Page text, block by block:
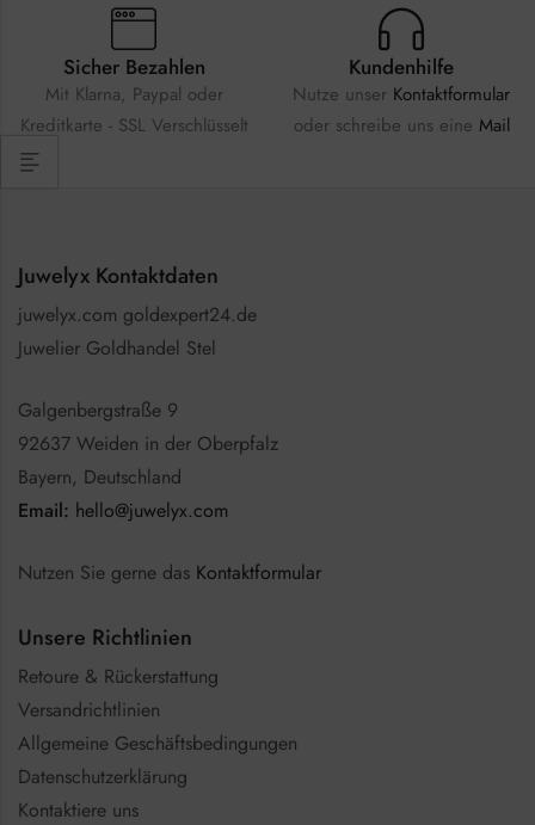
Sicher Bezahlen
Mit Klarna, Paypal oder
Kreditkarte - SSL Verschlüsselt
Kundenhilfe
Nutze unser Kontaktformular
oder schreibe uns eine Mail
Juwelyx Kontaktdaten
juwelyx.com goldexpert24.de
Juwelier Goldhandel Stel
Galgenbergstraße 9
92637 Weiden in der Oberpfalz
Bayern, Deutschland
Email: hello@juwelyx.com
Nutzen Sie gerne das Kontaktformular
Unsere Richtlinien
Retoure & Rückerstattung
Versandrichtlinien
Allgemeine Geschäftsbedingungen
Datenschutzerklärung
Kontaktiere uns